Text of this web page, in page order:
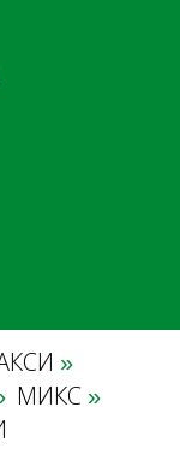
»
МИКС »